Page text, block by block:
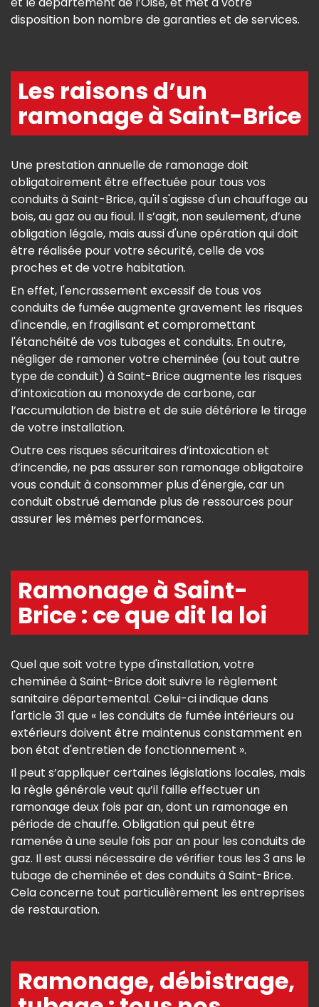
disposition bon nombre de garanties et de services.
Les raisons d’un
ramonage à Saint-Brice
Une prestation annuelle de ramonage doit
obligatoirement être effectuée pour tous vos
conduits à Saint-Brice, qu'il s'agisse d'un chauffage au
bois, au gaz ou au fioul. Il s’agit, non seulement, d’une
obligation légale, mais aussi d'une opération qui doit
être réalisée pour votre sécurité, celle de vos
proches et de votre habitation.
En effet, l'encrassement excessif de tous vos
conduits de fumée augmente gravement les risques
d'incendie, en fragilisant et compromettant
l'étanchéité de vos tubages et conduits. En outre,
négliger de ramoner votre cheminée (ou tout autre
type de conduit) à Saint-Brice augmente les risques
d’intoxication au monoxyde de carbone, car
l’accumulation de bistre et de suie détériore le tirage
de votre installation.
Outre ces risques sécuritaires d’intoxication et
d’incendie, ne pas assurer son ramonage obligatoire
vous conduit à consommer plus d'énergie, car un
conduit obstrué demande plus de ressources pour
assurer les mêmes performances.
Ramonage à Saint-
Brice : ce que dit la loi
Quel que soit votre type d'installation, votre
cheminée à Saint-Brice doit suivre le règlement
sanitaire départemental. Celui-ci indique dans
l'article 31 que « les conduits de fumée intérieurs ou
extérieurs doivent être maintenus constamment en
bon état d'entretien de fonctionnement ».
Il peut s’appliquer certaines législations locales, mais
la règle générale veut qu’il faille effectuer un
ramonage deux fois par an, dont un ramonage en
période de chauffe. Obligation qui peut être
ramenée à une seule fois par an pour les conduits de
gaz. Il est aussi nécessaire de vérifier tous les 3 ans le
tubage de cheminée et des conduits à Saint-Brice.
Cela concerne tout particulièrement les entreprises
de restauration.
Ramonage, débistrage,